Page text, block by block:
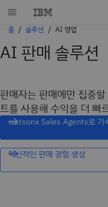
홈 솔루션 AI 영업
AI 판매 솔루션
판매자는 판매에만 집중
트를 사용해 수익을 더 빠
watsonx Sales Agents로 가
혁신적인 판매 경험 생성